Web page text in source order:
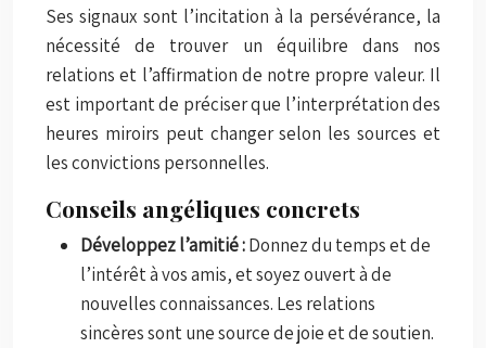
Ses signaux sont l’incitation à la persévérance, la
nécessité de trouver un équilibre dans nos
relations et l’affirmation de notre propre valeur. Il
est important de préciser que l’interprétation des
heures miroirs peut changer selon les sources et
les convictions personnelles.
Conseils angéliques concrets
Développez l’amitié :Donnez du temps et de
l’intérêt à vos amis, et soyez ouvert à de
nouvelles connaissances. Les relations
sincères sont une source de joie et de soutien.